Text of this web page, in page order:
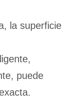
la superficie
puede